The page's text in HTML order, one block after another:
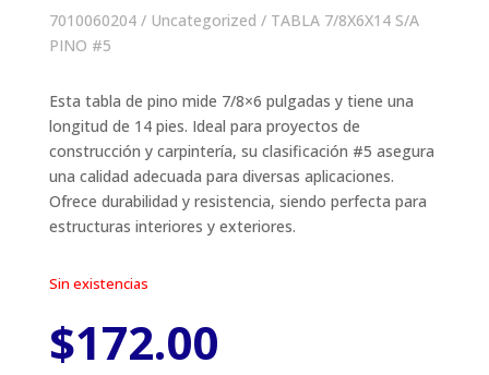
7010060204/ Uncategorized / TABLA 7/8X6X14 S/A
PINO #5
Esta tabla de pino mide 7/8×6 pulgadas y tiene una
longitud de 14 pies. Ideal para proyectos de
construcción y carpintería, su clasificación #5 asegura
una calidad adecuada para diversas aplicaciones.
Ofrece durabilidad y resistencia, siendo perfecta para
estructuras interiores y exteriores.
Sin existencias
$172.00